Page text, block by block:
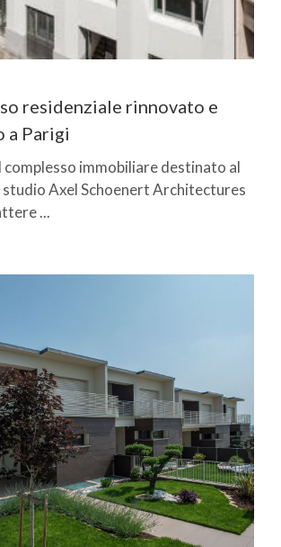
residenziale rinnovato e
a Parigi
immobiliare destinato al
Axel Schoenert Architectures
...